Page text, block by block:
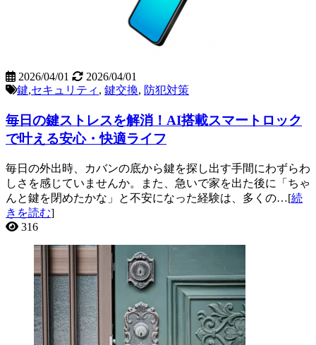
2026/04/01
2026/04/01
鍵,セキュリティ , 鍵交換, 防犯対策
毎日の鍵ストレスを解消！AI搭載スマートロック
で叶える安心・快適ライフ
毎日の外出時、カバンの底から鍵を探し出す手間にわずらわ
しさを感じていませんか。また、急いで家を出た後に「ちゃ
んと鍵を閉めたかな」と不安になった経験は、多くの…[続
きを読む]
316